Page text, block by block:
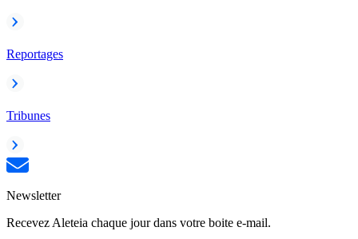
Reportages
Tribunes
Newsletter
Recevez Aleteia chaque jour dans votre boite e-mail.